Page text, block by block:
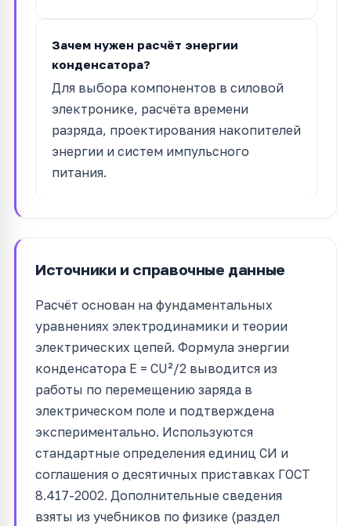
Зачем нужен расчёт энергии
конденсатора?
Для выбора компонентов в силовой
электронике, расчёта времени
разряда, проектирования накопителей
энергии и систем импульсного
питания.
Источники и справочные данные
Расчёт основан на фундаментальных
уравнениях электродинамики и теории
электрических цепей. Формула энергии
конденсатора E = CU²/2 выводится из
работы по перемещению заряда в
электрическом поле и подтверждена
экспериментально. Используются
стандартные определения единиц СИ и
соглашения о десятичных приставках ГОСТ
8.417-2002. Дополнительные сведения
взяты из учебников по физике (раздел